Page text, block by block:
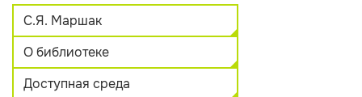
С.Я. Маршак
О библиотеке
Доступная среда